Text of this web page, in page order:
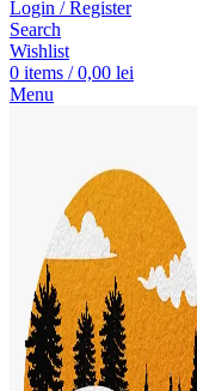
Login / Register
Search
Wishlist
0 items / 0,00 lei
Menu